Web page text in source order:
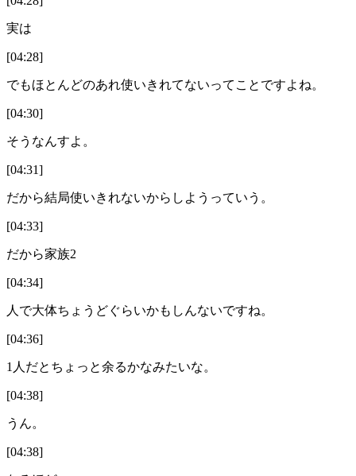
実は
[04:28]
でもほとんどのあれ使いきれてないってことですよね。
[04:30]
そうなんすよ。
[04:31]
だから結局使いきれないからしようっていう。
[04:33]
だから家族2
[04:34]
人で大体ちょうどぐらいかもしんないですね。
[04:36]
1人だとちょっと余るかなみたいな。
[04:38]
うん。
[04:38]